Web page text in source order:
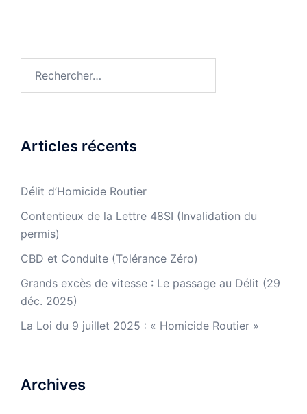
Articles récents
Délit d’Homicide Routier
Contentieux de la Lettre 48SI (Invalidation du
permis)
CBD et Conduite (Tolérance Zéro)
Grands excès de vitesse : Le passage au Délit (29
déc. 2025)
La Loi du 9 juillet 2025 : « Homicide Routier »
Archives